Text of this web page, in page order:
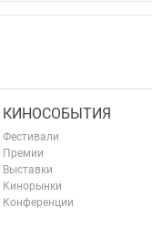
КИНОСОБЫТИЯ
Фестивали
Премии
Выставки
Кинорынки
Конференции